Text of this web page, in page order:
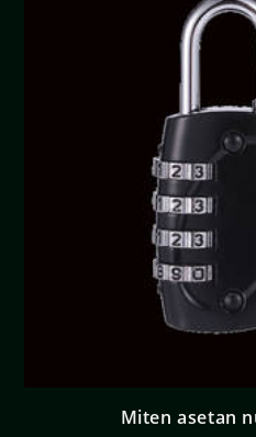
Miten asetan